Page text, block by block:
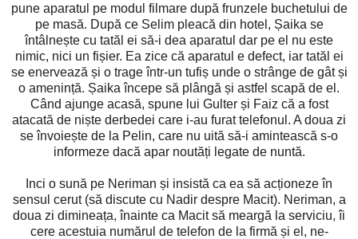
pune aparatul pe modul filmare după frunzele buchetului de
pe masă. După ce Selim pleacă din hotel, Șaika se
întâlnește cu tatăl ei să-i dea aparatul dar pe el nu este
nimic, nici un fișier. Ea zice că aparatul e defect, iar tatăl ei
se enervează și o trage într-un tufiș unde o strânge de gât și
o amenință. Șaika începe să plângă și astfel scapă de el.
Când ajunge acasă, spune lui Gulter și Faiz că a fost
atacată de niște derbedei care i-au furat telefonul. A doua zi
se învoiește de la Pelin, care nu uită să-i amintească s-o
informeze dacă apar noutăți legate de nuntă.
Inci o sună pe Neriman și insistă ca ea să acționeze în
sensul cerut (să discute cu Nadir despre Macit). Neriman, a
doua zi dimineața, înainte ca Macit să meargă la serviciu, îi
cere acestuia numărul de telefon de la firmă și el, ne-